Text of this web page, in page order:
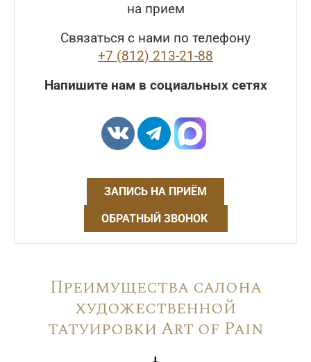
на прием
Связаться с нами по телефону
+7 (812) 213-21-88
Напишите нам в социальных сетях
ЗАПИСЬ НА ПРИЁМ
ОБРАТНЫЙ ЗВОНОК
Преимущества салона
художественной
татуировки Art of Pain